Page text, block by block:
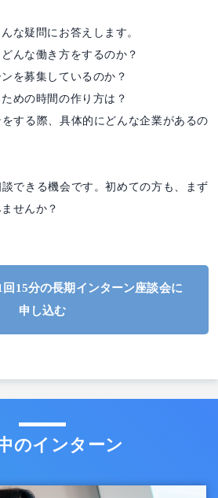
な疑問にお答えします。
んな働き方をするのか？
を募集しているのか？
めの時間の作り方は？
をする際、具体的にどんな企業があるの
できる機会です。初めての方も、まず
せんか？
回15分の長期インターン座談会に
申し込む
のインターン